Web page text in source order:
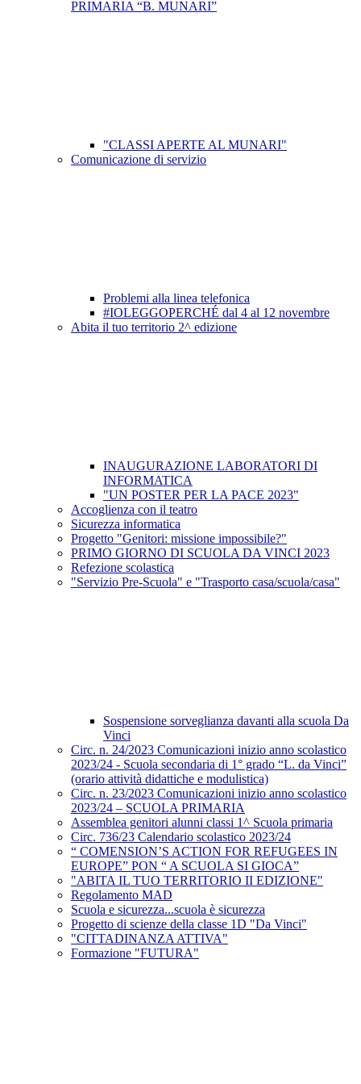
PRIMARIA “B. MUNARI”
"CLASSI APERTE AL MUNARI"
Comunicazione di servizio
Problemi alla linea telefonica
#IOLEGGOPERCHÉ dal 4 al 12 novembre
Abita il tuo territorio 2^ edizione
INAUGURAZIONE LABORATORI DI
INFORMATICA
"UN POSTER PER LA PACE 2023"
Accoglienza con il teatro
Sicurezza informatica
Progetto "Genitori: missione impossibile?"
PRIMO GIORNO DI SCUOLA DA VINCI 2023
Refezione scolastica
"Servizio Pre-Scuola" e "Trasporto casa/scuola/casa"
Sospensione sorveglianza davanti alla scuola Da
Vinci
Circ. n. 24/2023 Comunicazioni inizio anno scolastico
2023/24 - Scuola secondaria di 1° grado “L. da Vinci”
(orario attività didattiche e modulistica)
Circ. n. 23/2023 Comunicazioni inizio anno scolastico
2023/24 – SCUOLA PRIMARIA
Assemblea genitori alunni classi 1^ Scuola primaria
Circ. 736/23 Calendario scolastico 2023/24
“ COMENSION’S ACTION FOR REFUGEES IN
EUROPE” PON “ A SCUOLA SI GIOCA”
"ABITA IL TUO TERRITORIO II EDIZIONE"
Regolamento MAD
Scuola e sicurezza...scuola è sicurezza
Progetto di scienze della classe 1D "Da Vinci"
"CITTADINANZA ATTIVA"
Formazione "FUTURA"